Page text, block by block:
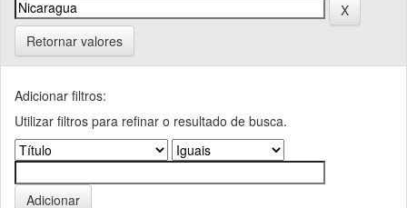
Retornar valores
Adicionar filtros:
Utilizar filtros para refinar o resultado de busca.